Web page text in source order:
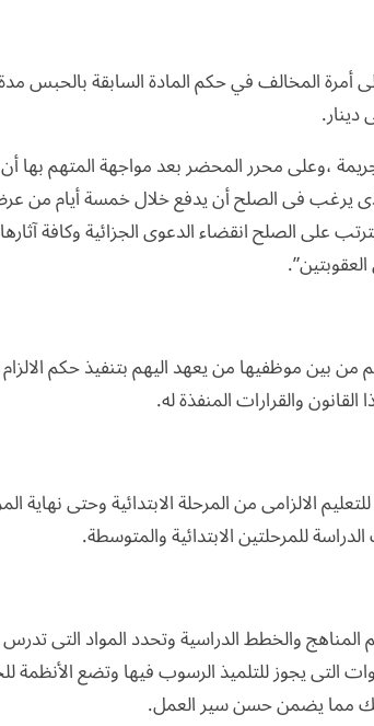
أمرة المخالف في حكم المادة السابقة بالحبس مدة
دينار.
،وعلى محرر المحضر بعد مواجهة المتهم
يرغب فى الصلح أن يدفع خلال خمسة أيام من عرض
على الصلح انقضاء الدعوى الجزائية وكافة
من بين موظفيها من يعهد اليهم بتنفيذ حكم
والقرارات المنفذة له.
الالزامى من المرحلة الابتدائية وحتى نهاية
للمرحلتين الابتدائية والمتوسطة.
المناهج والخطط الدراسية وتحدد المواد التى
التى يجوز للتلميذ الرسوب فيها وتضع الأنظمة
مما يضمن حسن سير العمل.